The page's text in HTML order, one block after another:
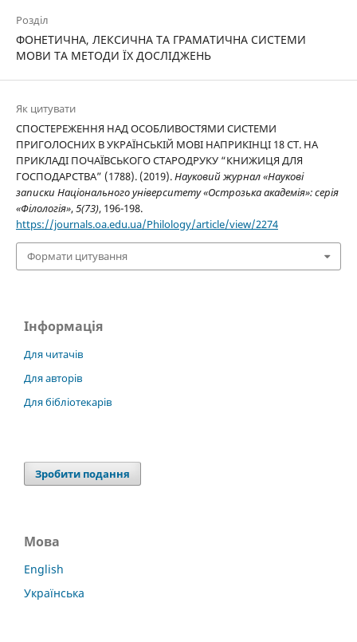
Розділ
ФОНЕТИЧНА, ЛЕКСИЧНА ТА ГРАМАТИЧНА СИСТЕМИ
МОВИ ТА МЕТОДИ ЇХ ДОСЛІДЖЕНЬ
Як цитувати
СПОСТЕРЕЖЕННЯ НАД ОСОБЛИВОСТЯМИ СИСТЕМИ
ПРИГОЛОСНИХ В УКРАЇНСЬКІЙ МОВІ НАПРИКІНЦІ 18 СТ. НА
ПРИКЛАДІ ПОЧАЇВСЬКОГО СТАРОДРУКУ “КНИЖИЦЯ ДЛЯ
ГОСПОДАРСТВА” (1788). (2019).Науковий журнал «Наукові
записки Національного університету «Острозька академія»: серія
«Філологія»,5(73), 196-198.
https://journals.oa.edu.ua/Philology/article/view/2274
Формати цитування
Інформація
Для читачів
Для авторів
Для бібліотекарів
Зробити подання
Мова
English
Українська